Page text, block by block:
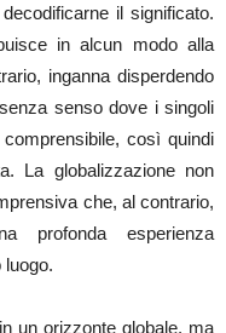
il significato.
in alcun modo alla
inganna disperdendo
senso dove i singoli
così quindi
La globalizzazione non
che, al contrario,
profonda esperienza
luogo.
un orizzonte globale, ma